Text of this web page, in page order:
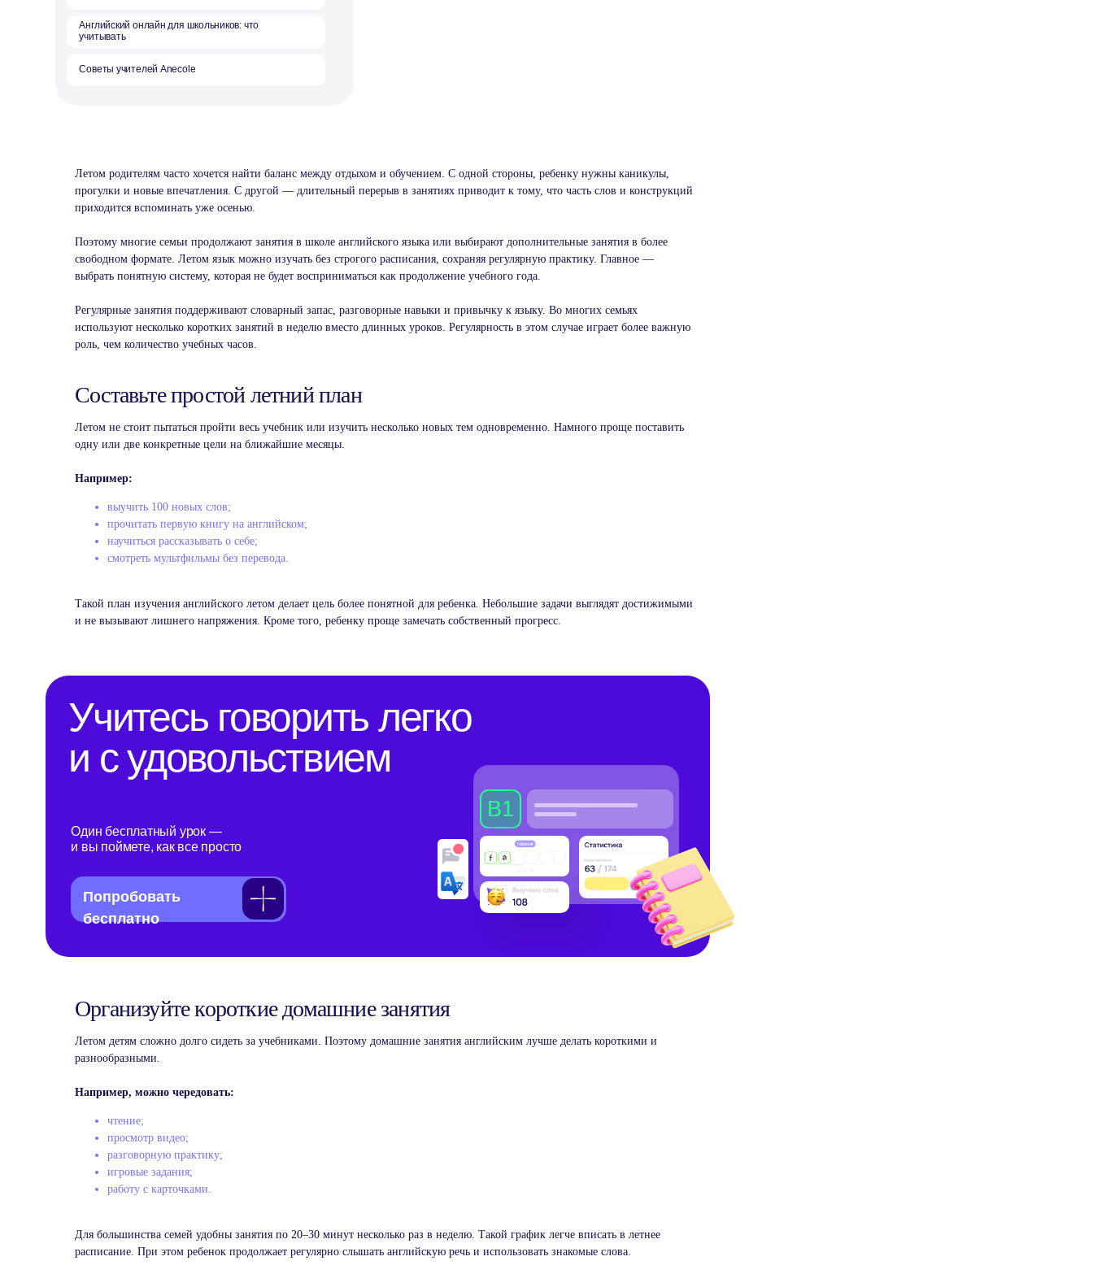
Летом родителям часто хочется найти баланс между отдыхом и обучением. С одной стороны, ребенку нужны каникулы,
прогулки и новые впечатления. С другой — длительный перерыв в занятиях приводит к тому, что часть слов и конструкций
приходится вспоминать уже осенью.
Поэтому многие семьи продолжают занятия в школе английского языка или выбирают дополнительные занятия в более
свободном формате. Летом язык можно изучать без строгого расписания, сохраняя регулярную практику. Главное —
выбрать понятную систему, которая не будет восприниматься как продолжение учебного года.
Регулярные занятия поддерживают словарный запас, разговорные навыки и привычку к языку. Во многих семьях
используют несколько коротких занятий в неделю вместо длинных уроков. Регулярность в этом случае играет более важную
роль, чем количество учебных часов.
Составьте простой летний план
Летом не стоит пытаться пройти весь учебник или изучить несколько новых тем одновременно. Намного проще поставить
одну или две конкретные цели на ближайшие месяцы.
Например:
выучить 100 новых слов;
прочитать первую книгу на английском;
научиться рассказывать о себе;
смотреть мультфильмы без перевода.
Такой план изучения английского летом делает цель более понятной для ребенка. Небольшие задачи выглядят достижимыми
и не вызывают лишнего напряжения. Кроме того, ребенку проще замечать собственный прогресс.
Учитесь говорить легко
и с удовольствием
и вы поймете, как все просто
Попробовать
Организуйте короткие домашние занятия
Летом детям сложно долго сидеть за учебниками. Поэтому домашние занятия английским лучше делать короткими и
разнообразными.
Например, можно чередовать:
чтение;
просмотр видео;
разговорную практику;
игровые задания;
работу с карточками.
Для большинства семей удобны занятия по 20–30 минут несколько раз в неделю. Такой график легче вписать в летнее
расписание. При этом ребенок продолжает регулярно слышать английскую речь и использовать знакомые слова.